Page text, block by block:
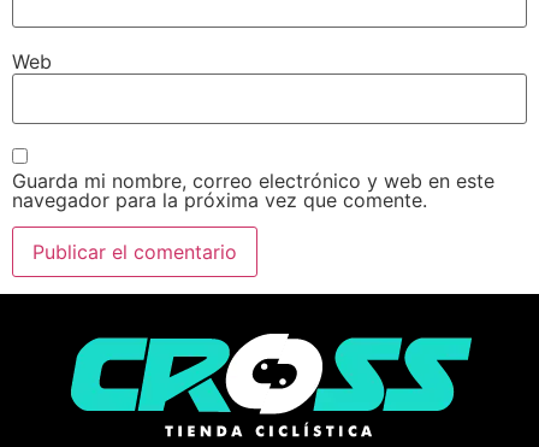
Web
Guarda mi nombre, correo electrónico y web en este
navegador para la próxima vez que comente.